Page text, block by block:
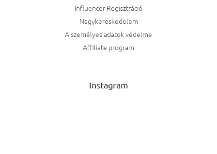
Influencer Regisztráció
Nagykereskedelem
A személyes adatok védelme
Affiliate program
Instagram